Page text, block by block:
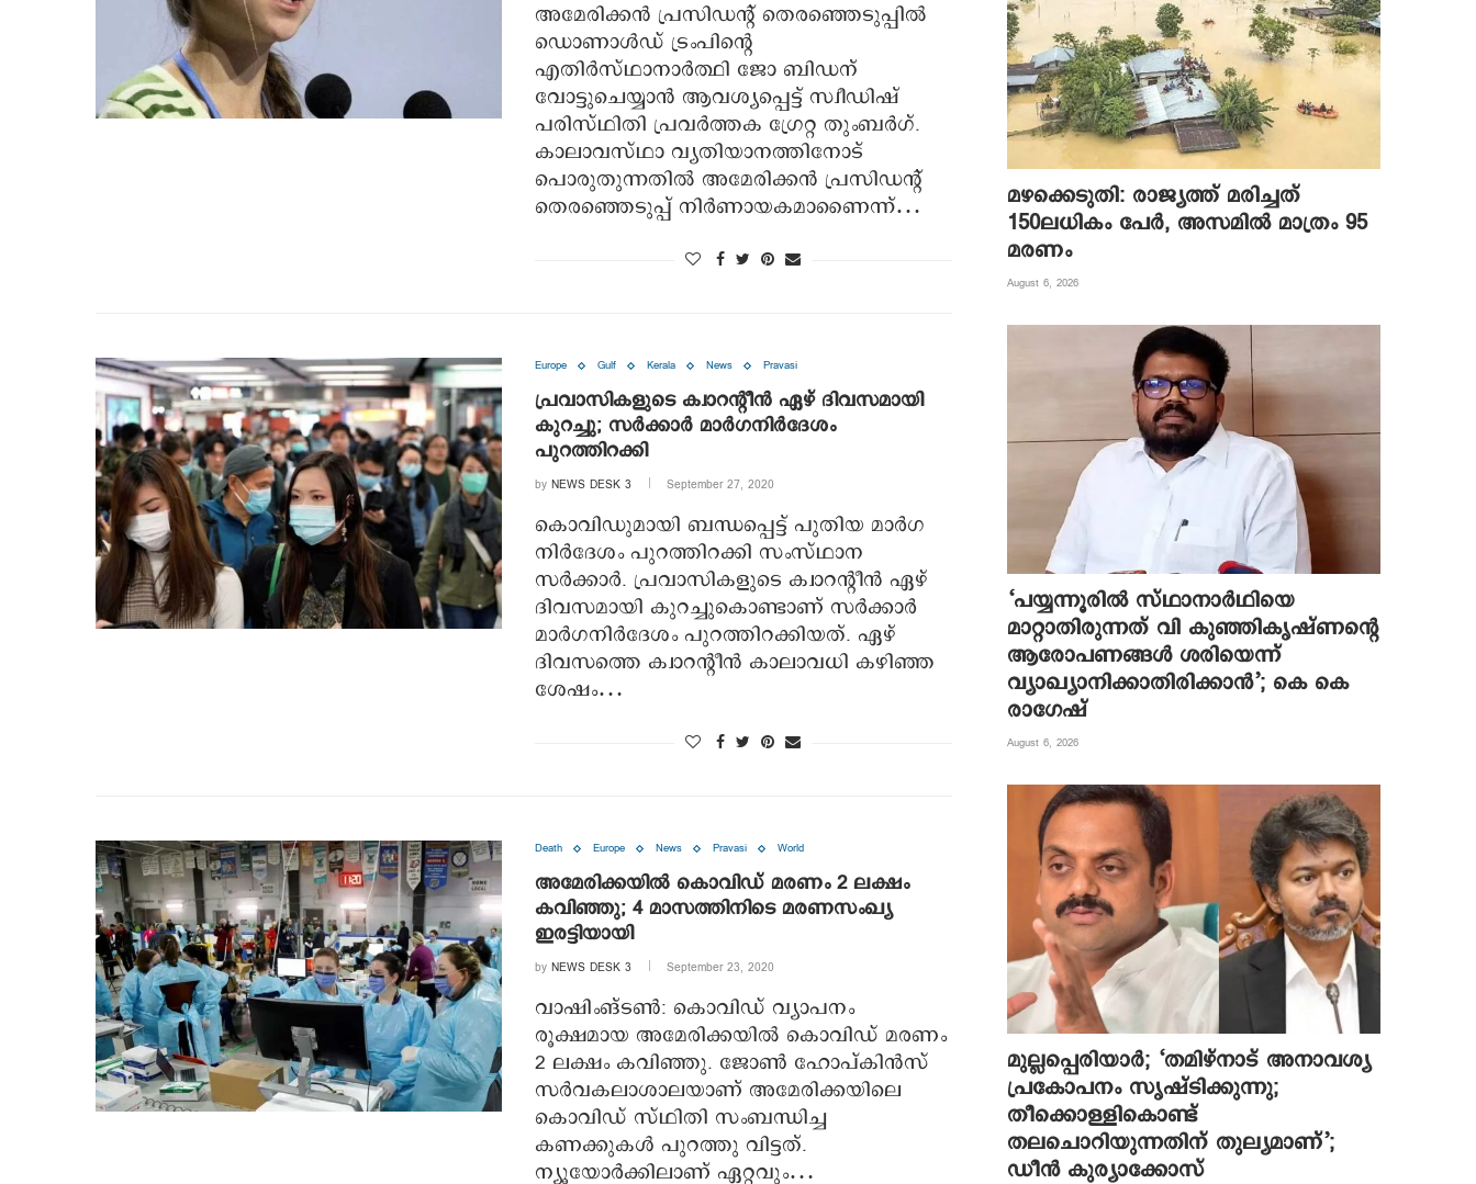
അമേരിക്കന്‍ പ്രസിഡന്റ് തെരഞ്ഞെടുപ്പില്‍
ഡൊണാള്‍ഡ് ട്രംപിന്റെ
എതിര്‍സ്ഥാനാര്‍ത്ഥി ജോ ബിഡന്
വോട്ടുചെയ്യാന്‍ ആവശ്യപ്പെട്ട് സ്വീഡിഷ്
പരിസ്ഥിതി പ്രവര്‍ത്തക ഗ്രേറ്റ തുംബര്‍ഗ്.
കാലാവസ്ഥാ വ്യതിയാനത്തിനോട്
പൊരുതുന്നതില്‍ അമേരിക്കന്‍ പ്രസിഡന്റ്
തെരഞ്ഞെടുപ്പ് നിര്‍ണായകമാണൈന്ന്…
Europe Gulf Kerala News Pravasi
പ്രവാസികളുടെ ക്വാറന്റീന്‍ ഏഴ് ദിവസമായി
കുറച്ചു; സര്‍ക്കാര്‍ മാര്‍ഗനിര്‍ദേശം
പുറത്തിറക്കി
by NEWS DESK 3 September 27, 2020
കൊവിഡുമായി ബന്ധപ്പെട്ട് പുതിയ മാര്‍ഗ
നിര്‍ദേശം പുറത്തിറക്കി സംസ്ഥാന
സര്‍ക്കാര്‍. പ്രവാസികളുടെ ക്വാറന്റീന്‍ ഏഴ്
ദിവസമായി കുറച്ചുകൊണ്ടാണ് സര്‍ക്കാര്‍
മാര്‍ഗനിര്‍ദേശം പുറത്തിറക്കിയത്. ഏഴ്
ദിവസത്തെ ക്വാറന്റീന്‍ കാലാവധി കഴിഞ്ഞ
ശേഷം…
Death Europe News Pravasi World
അമേരിക്കയില്‍ കൊവിഡ് മരണം 2 ലക്ഷം
കവിഞ്ഞു; 4 മാസത്തിനിടെ മരണസംഖ്യ
ഇരട്ടിയായി
by NEWS DESK 3 September 23, 2020
വാഷിംങ്ടണ്‍: കൊവിഡ് വ്യാപനം
രൂക്ഷമായ അമേരിക്കയില്‍ കൊവിഡ് മരണം
2 ലക്ഷം കവിഞ്ഞു. ജോണ്‍ ഹോപ്കിന്‍സ്
സര്‍വകലാശാലയാണ് അമേരിക്കയിലെ
കൊവിഡ് സ്ഥിതി സംബന്ധിച്ച
കണക്കുകള്‍ പുറത്തു വിട്ടത്.
ന്യൂയോര്‍ക്കിലാണ് ഏറ്റവും…
മഴക്കെടുതി: രാജ്യത്ത് മരിച്ചത്
150ലധികം പേർ, അസമിൽ മാത്രം 95
മരണം
August 6, 2026
‘പയ്യന്നൂരിൽ സ്ഥാനാർഥിയെ
മാറ്റാതിരുന്നത് വി കുഞ്ഞികൃഷ്ണന്റെ
ആരോപണങ്ങൾ ശരിയെന്ന്
വ്യാഖ്യാനിക്കാതിരിക്കാൻ’; കെ കെ
രാഗേഷ്
August 6, 2026
മുല്ലപ്പെരിയാര്‍; ‘തമിഴ്നാട് അനാവശ്യ
പ്രകോപനം സൃഷ്ടിക്കുന്നു;
തീക്കൊള്ളികൊണ്ട്
തലചൊറിയുന്നതിന് തുല്യമാണ്’;
ഡീന്‍ കുര്യാക്കോസ്